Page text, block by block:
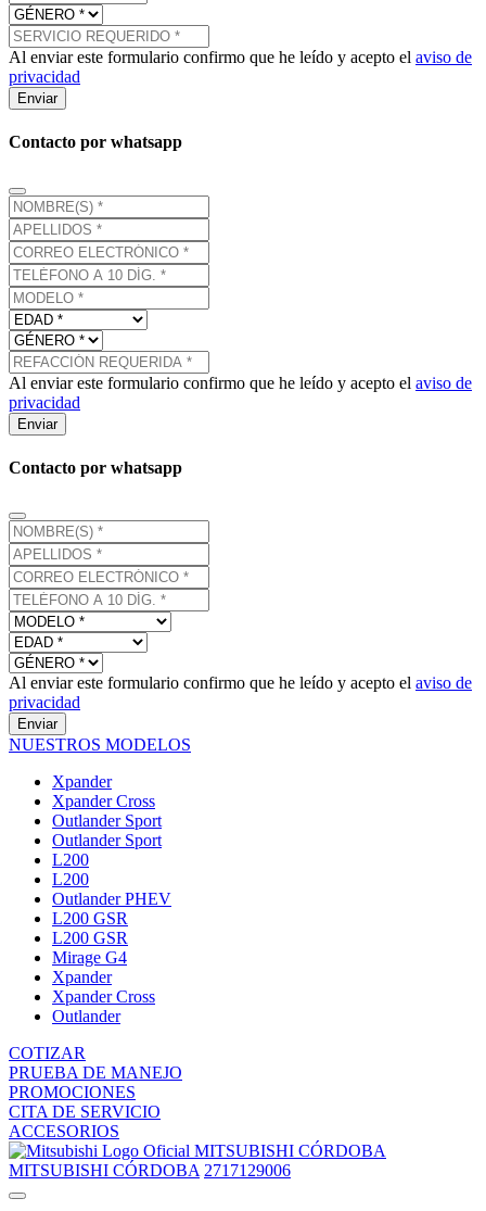
Al enviar este formulario confirmo que he leído y acepto el aviso de
privacidad
Enviar
Contacto por whatsapp
Al enviar este formulario confirmo que he leído y acepto el aviso de
privacidad
Enviar
Contacto por whatsapp
Al enviar este formulario confirmo que he leído y acepto el aviso de
privacidad
Enviar
NUESTROS MODELOS
Xpander
Xpander Cross
Outlander Sport
Outlander Sport
L200
L200
Outlander PHEV
L200 GSR
L200 GSR
Mirage G4
Xpander
Xpander Cross
Outlander
COTIZAR
PRUEBA DE MANEJO
PROMOCIONES
CITA DE SERVICIO
ACCESORIOS
MITSUBISHI CÓRDOBA
MITSUBISHI CÓRDOBA 2717129006